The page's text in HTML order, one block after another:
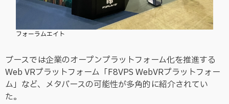
フォーラムエイト
ブースでは企業のオープンプラットフォーム化を推進する
Web VRプラットフォーム「F8VPS WebVRプラットフォー
ム」など、メタバースの可能性が多角的に紹介されてい
た。